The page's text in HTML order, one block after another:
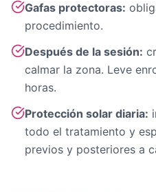
Gafas protectoras:
procedimiento.
Después de la sesión:
calmar la zona. Leve
horas.
Protección solar diaria:
todo el tratamiento y
previos y posteriores a